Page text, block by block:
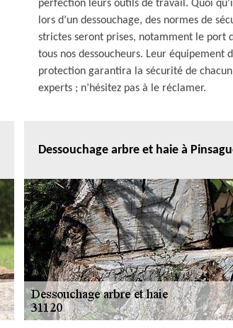
perfection leurs outils de travail. Quoi
lors d’un dessouchage, des normes de
strictes seront prises, notamment le port
tous nos dessoucheurs. Leur équipement
protection garantira la sécurité de
experts ; n’hésitez pas à le réclamer.
Dessouchage arbre et haie à